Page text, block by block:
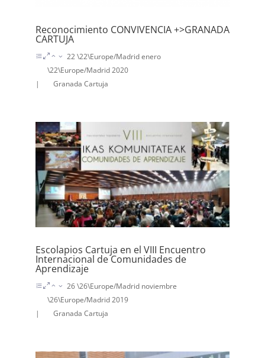
Reconocimiento CONVIVENCIA +>GRANADA
CARTUJA
22 \22\Europe/Madrid enero
\22\Europe/Madrid 2020
|
Granada Cartuja
Escolapios Cartuja en el VIII Encuentro
Internacional de Comunidades de
Aprendizaje
26 \26\Europe/Madrid noviembre
\26\Europe/Madrid 2019
|
Granada Cartuja